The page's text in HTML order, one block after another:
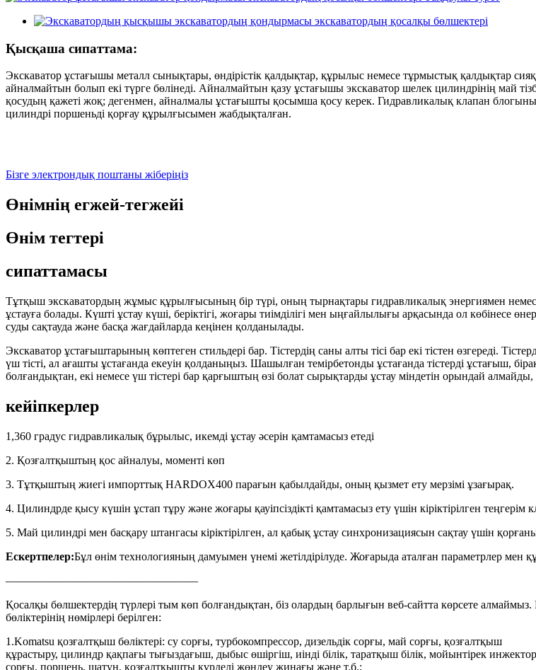
Қысқаша сипаттама:
Экскаватор ұстағышы металл сынықтары, өндірістік қалдықтар, құрылыс немесе тұрмыстық қалдықтар
айналмайтын болып екі түрге бөлінеді. Айналмайтын қазу ұстағышы экскаватор шелек цилиндрінің май
қосудың қажеті жоқ; дегенмен, айналмалы ұстағышты қосымша қосу керек. Гидравликалық клапан
цилиндрі поршеньді қорғау құрылғысымен жабдықталған.
Бізге электрондық поштаны жіберіңіз
Өнімнің егжей-тегжейі
Өнім тегтері
сипаттамасы
Тұтқыш экскаватордың жұмыс құрылғысының бір түрі, оның тырнақтары гидравликалық энергиямен
ұстауға болады. Күшті ұстау күші, беріктігі, жоғары тиімділігі мен ыңғайлылығы арқасында ол
суды сақтауда және басқа жағдайларда кеңінен қолданылады.
Экскаватор ұстағыштарының көптеген стильдері бар. Тістердің саны алты тісі бар екі тістен өзгереді.
үш тісті, ал ағашты ұстағанда екеуін қолданыңыз. Шашылған темірбетонды ұстағанда тістерді ұстағыш,
болғандықтан, екі немесе үш тістері бар қарғыштың өзі болат сырықтарды ұстау міндетін орындай
кейіпкерлер
1,360 градус гидравликалық бұрылыс, икемді ұстау әсерін қамтамасыз етеді
2. Қозғалтқыштың қос айналуы, моменті көп
3. Тұтқыштың жиегі импорттық HARDOX400 парағын қабылдайды, оның қызмет ету мерзімі ұзағырақ.
4. Цилиндрде қысу күшін ұстап тұру және жоғары қауіпсіздікті қамтамасыз ету үшін кіріктірілген теңгерім
5. Май цилиндрі мен басқару штангасы кіріктірілген, ал қабық ұстау синхронизациясын сақтау үшін
Ескертпелер:Бұл өнім технологияның дамуымен үнемі жетілдірілуде. Жоғарыда аталған параметрлер
—————————————————
Қосалқы бөлшектердің түрлері тым көп болғандықтан, біз олардың барлығын веб-сайтта көрсете
бөліктерінің нөмірлері берілген:
1.Komatsu қозғалтқыш бөліктері: су сорғы, турбокомпрессор, дизельдік сорғы, май сорғы, қозғалтқыш
құрастыру, цилиндр қақпағы тығыздағыш, дыбыс өшіргіш, иінді білік, таратқыш білік, мойынтірек
сорғы, поршень, шатун, қозғалтқышты күрделі жөндеу жинағы және т.б.;